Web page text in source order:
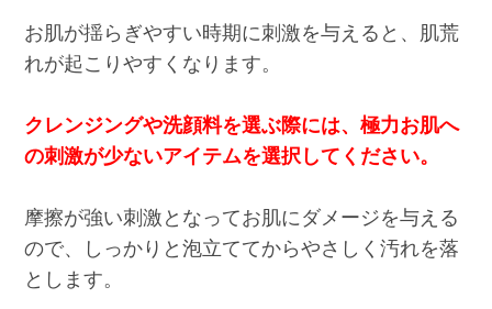
お肌が揺らぎやすい時期に刺激を与えると、肌荒
れが起こりやすくなります。
クレンジングや洗顔料を選ぶ際には、極力お肌へ
の刺激が少ないアイテムを選択してください。
摩擦が強い刺激となってお肌にダメージを与える
ので、しっかりと泡立ててからやさしく汚れを落
とします。